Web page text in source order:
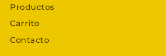
Productos
Carrito
Contacto